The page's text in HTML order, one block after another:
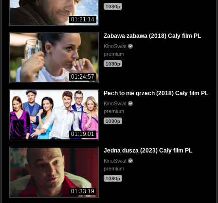
01:21:14
1080p
01:24:57
Zabawa zabawa (2018) Cały film PL
KinoSwiat
premium
1080p
01:19:01
Pech to nie grzech (2018) Cały film PL
KinoSwiat
premium
1080p
01:33:19
Jedna dusza (2023) Cały film PL
KinoSwiat
premium
1080p